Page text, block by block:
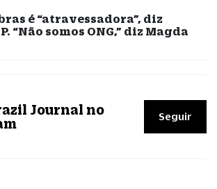
é “atravessadora”, diz
“Não somos ONG,” diz Magda
Journal no
Seguir